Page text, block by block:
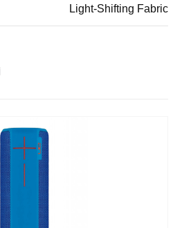
Light-Shifting Fabric